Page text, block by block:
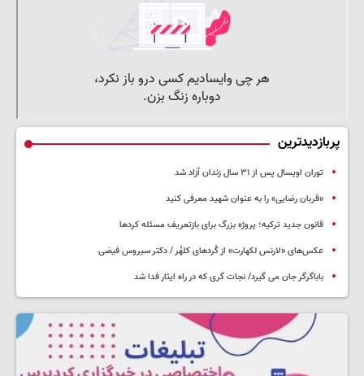
پربازدیدترین
توران اویسال پس از ۳۱ سال زندان آزاد شد
«قربان رضایی» را به عنوان شهید معرفی کنید
قانون جدید ترکیه؛ پروژه بزرگ‌ برای بازتعریف مسئله کردها
عکس‌های «لارنس لکهارت» از کُردهای کلهُر / دکتر سیروس فیضی
باباگرگر جان می گیرد/ نجات گری که در راه ایثار فدا شد